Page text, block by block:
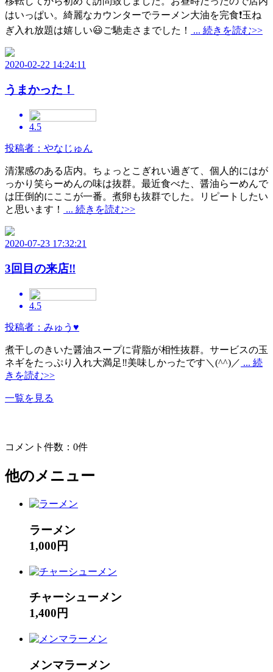
はいっぱい。綺麗なカウンターでラーメン大油を完食❗️玉ね
ぎ入れ放題は嬉しい😃ご馳走さまでした！
... 続きを読む>>
2020-02-22 14:24:11
うまかった！
4.5
投稿者：やなじゅん
清潔感のある店内。ちょっとこぎれい過ぎて、個人的にはが
っかり笑らーめんの味は抜群。最近食べた、醤油らーめんで
は圧倒的にここが一番。煮卵も抜群でした。リピートしたい
と思います！
... 続きを読む>>
2020-07-23 17:32:21
3回目の来店‼️
4.5
投稿者：みゅう♥
煮干しのきいた醤油スープに背脂が相性抜群。サービスの玉
ネギをたっぷり入れ大満足‼️美味しかったです＼(^^)／ ... 続
きを読む>>
一覧を見る
コメント件数：0件
他のメニュー
ラーメン
1,000円
チャーシューメン
1,400円
メンマラーメン